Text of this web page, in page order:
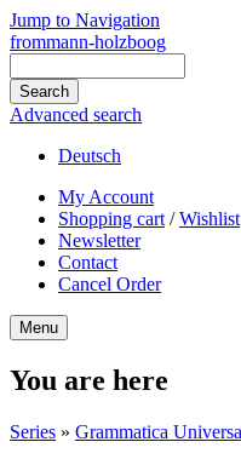
Jump to Navigation
frommann-holzboog
Advanced search
Deutsch
My Account
Shopping cart /Wishlist
Newsletter
Contact
Cancel Order
Menu
You are here
Series » Grammatica